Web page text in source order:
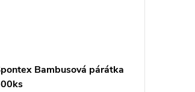
Bambusová párátka